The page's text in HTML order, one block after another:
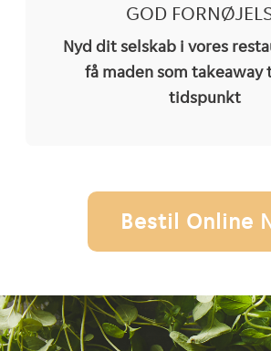
GOD
Nyd dit selskab i vores
få maden som
tidspunkt
Bestil Online